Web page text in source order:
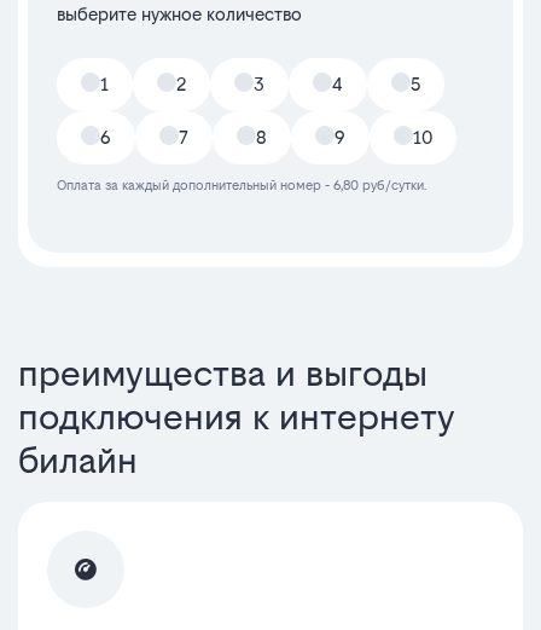
выберите нужное количество
1 2 3 4 5
6 7 8 9 10
Оплата за каждый дополнительный номер - 6,80 руб/сутки.
преимущества и выгоды
подключения к интернету
билайн